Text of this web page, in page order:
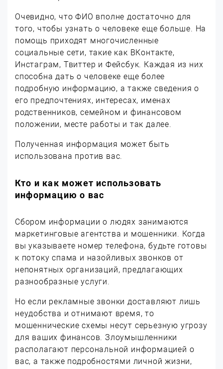
Очевидно, что ФИО вполне достаточно для
того, чтобы узнать о человеке еще больше. На
помощь приходят многочисленные
социальные сети, такие как ВКонтакте,
Инстаграм, Твиттер и Фейсбук. Каждая из них
способна дать о человеке еще более
подробную информацию, а также сведения о
его предпочтениях, интересах, именах
родственников, семейном и финансовом
положении, месте работы и так далее.
Полученная информация может быть
использована против вас.
Кто и как может использовать
информацию о вас
Сбором информации о людях занимаются
маркетинговые агентства и мошенники. Когда
вы указываете номер телефона, будьте готовы
к потоку спама и назойливых звонков от
непонятных организаций, предлагающих
разнообразные услуги.
Но если рекламные звонки доставляют лишь
неудобства и отнимают время, то
мошеннические схемы несут серьезную угрозу
для ваших финансов. Злоумышленники
располагают персональной информацией о
вас, а также подробностями личной жизни,